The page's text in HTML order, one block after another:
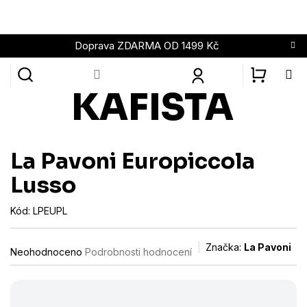
obsah
Doprava ZDARMA OD 1499 Kč
La Pavoni Europiccola
Lusso
Kód: LPEUPL
Průměrné
hodnocení
Neohodnoceno Podrobnosti hodnocení Značka: La Pavoni